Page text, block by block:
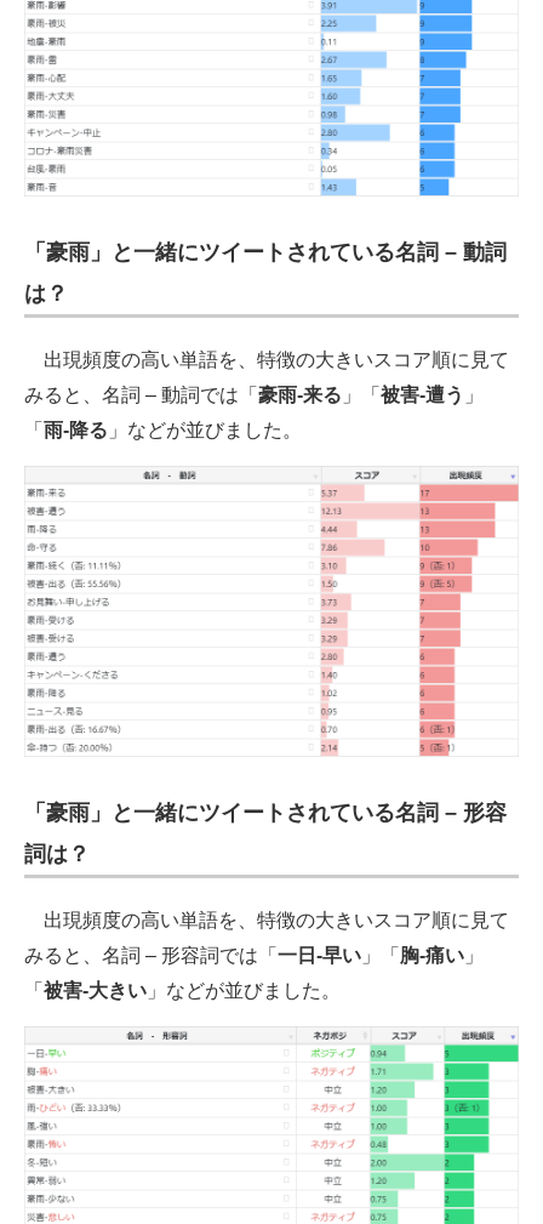
「豪雨」と一緒にツイートされている名詞 – 動詞
は？
出現頻度の高い単語を、特徴の大きいスコア順に見て
みると、名詞 – 動詞では「 豪雨-来る 」「 被害-遭う 」
「 雨-降る 」などが並びました。
「豪雨」と一緒にツイートされている名詞 – 形容
詞は？
出現頻度の高い単語を、特徴の大きいスコア順に見て
みると、名詞 – 形容詞では「 一日-早い 」「 胸-痛い 」
「 被害-大きい 」などが並びました。